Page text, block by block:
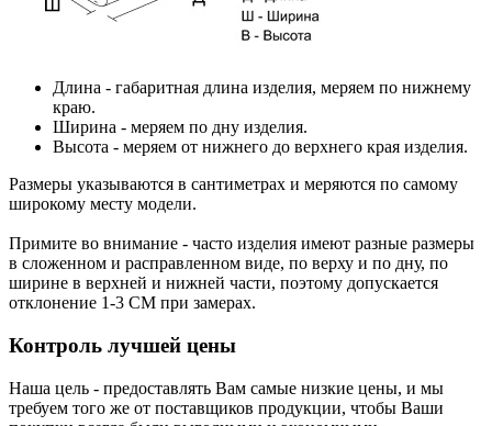
Длина - габаритная длина изделия, меряем по нижнему
краю.
Ширина - меряем по дну изделия.
Высота - меряем от нижнего до верхнего края изделия.
Размеры указываются в сантиметрах и меряются по самому
широкому месту модели.
Примите во внимание - часто изделия имеют разные размеры
в сложенном и расправленном виде, по верху и по дну, по
ширине в верхней и нижней части, поэтому допускается
отклонение 1-3 СМ при замерах.
Контроль лучшей цены
Наша цель - предоставлять Вам самые низкие цены, и мы
требуем того же от поставщиков продукции, чтобы Ваши